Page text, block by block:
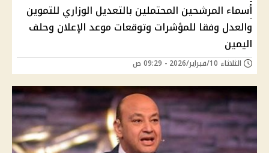
أسماء المرشحين المحتملين بالتعديل الوزاري للتموين
والعدل وفقا للمؤشرات وتوقعات موعد الإعلان وحلف
اليمين
الثلاثاء 10/فبراير/2026 - 09:29 ص